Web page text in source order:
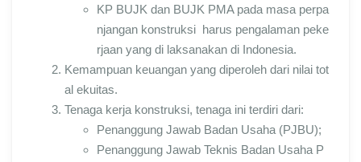
KP BUJK dan BUJK PMA pada masa perpa
njangan konstruksi harus pengalaman peke
rjaan yang di laksanakan di Indonesia.
Kemampuan keuangan yang diperoleh dari nilai tot
al ekuitas.
Tenaga kerja konstruksi, tenaga ini terdiri dari:
Penanggung Jawab Badan Usaha (PJBU);
Penanggung Jawab Teknis Badan Usaha P